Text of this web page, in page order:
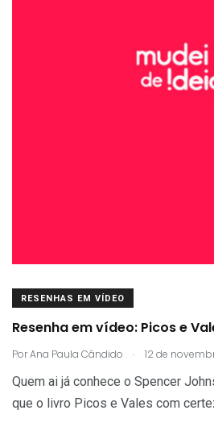
RESENHAS EM VÍDEO
Resenha em vídeo: Picos e
PorAna Paula Cândido . 12 de
Quem ai já conhece o Spencer
que o livro Picos e Vales com